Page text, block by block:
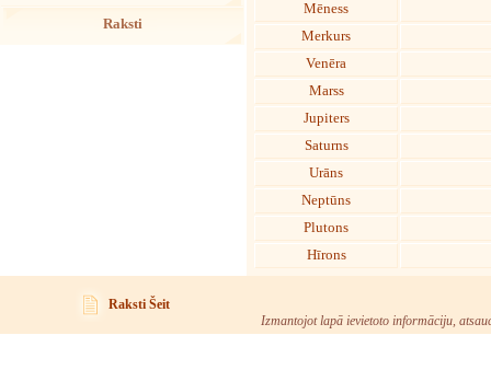
Raksti
Mēness
Merkurs
Venēra
Marss
Jupiters
Saturns
Urāns
Neptūns
Plutons
Hīrons
Raksti Šeit
Izmantojot lapā ievietoto informāciju,